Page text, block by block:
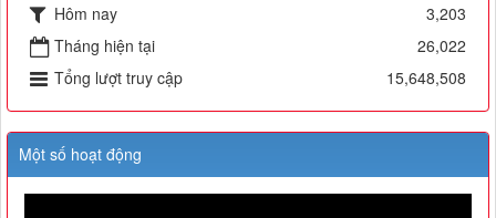
Hôm nay
3,203
Tháng hiện tại
26,022
Tổng lượt truy cập
15,648,508
Một số hoạt động